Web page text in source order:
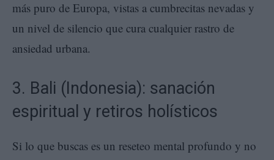
más puro de Europa, vistas a cumbrecitas nevadas y
un nivel de silencio que cura cualquier rastro de
ansiedad urbana.
3. Bali (Indonesia): sanación
espiritual y retiros holísticos
Si lo que buscas es un reseteo mental profundo y no